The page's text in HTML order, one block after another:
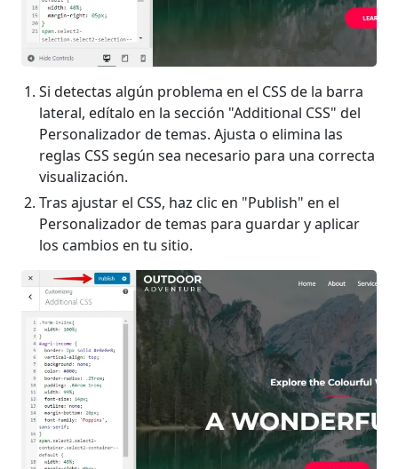
Si detectas algún problema en el CSS de la barra
lateral, edítalo en la sección "Additional CSS" del
Personalizador de temas. Ajusta o elimina las
reglas CSS según sea necesario para una correcta
visualización.
Tras ajustar el CSS, haz clic en "Publish" en el
Personalizador de temas para guardar y aplicar
los cambios en tu sitio.